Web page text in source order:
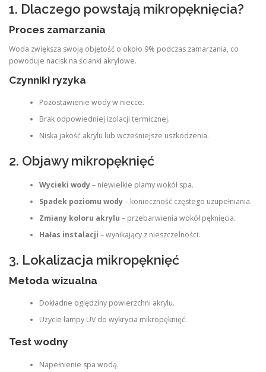
1. Dlaczego powstają mikropęknięcia?
Proces zamarzania
Woda zwiększa swoją objętość o około 9% podczas zamarzania, co
powoduje nacisk na ścianki akrylowe.
Czynniki ryzyka
Pozostawienie wody w niecce.
Brak odpowiedniej izolacji termicznej.
Niska jakość akrylu lub wcześniejsze uszkodzenia.
2. Objawy mikropęknięć
Wycieki wody– niewielkie plamy wokół spa.
Spadek poziomu wody– konieczność częstego uzupełniania.
Zmiany koloru akrylu – przebarwienia wokół pęknięcia.
Hałas instalacji – wynikający z nieszczelności.
3. Lokalizacja mikropęknięć
Metoda wizualna
Dokładne oględziny powierzchni akrylu.
Użycie lampy UV do wykrycia mikropęknięć.
Test wodny
Napełnienie spa wodą.